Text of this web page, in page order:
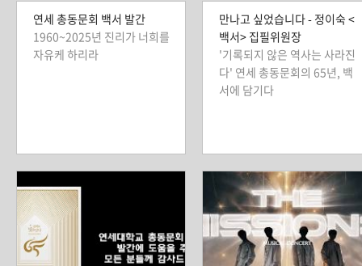
[동문특가] 먼지없는 안심티슈 '바스틀리' 단 10일 한정세일 ~7.10
연세 총동문회 백서 발간
1960~2025년 진리가 너희를
자유케 하리라
만나고 싶었습니다 - 정이숙 <
백서> 집필위원장
'기록되지 않은 역사는 사라진
다' 연세 총동문회의 65년, 백
서에 담기다